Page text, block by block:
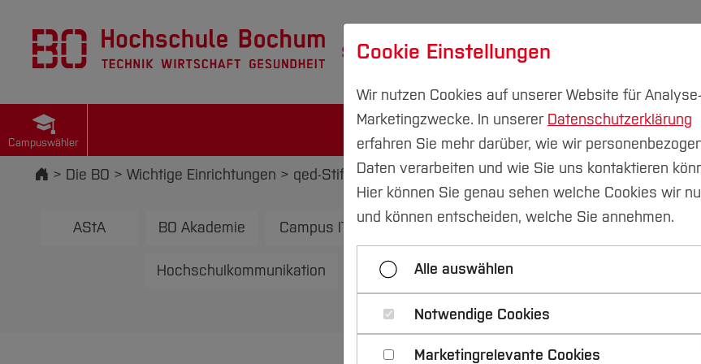
Studium Forschung & Transfer
Campuswähler
Startseite
Die BO Wichtige Einrichtungen qed-Stiftung
AStA BO Akademie Campus IT Career Service DigiTeach-Institut GDF
Hochschulkommunikation International Office
Cookie Einstellungen
Wir nutzen Cookies auf unserer Website für
Marketingzwecke. In unserer Datenschutzerklärung
erfahren Sie mehr darüber, wie wir
Daten verarbeiten und wie Sie uns kontaktieren
Hier können Sie genau sehen welche Cookies wir
und können entscheiden, welche Sie annehmen.
Alle auswählen
Notwendige Cookies
Marketingrelevante Cookies